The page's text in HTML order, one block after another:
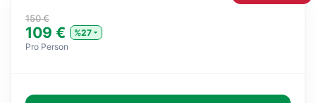
150 €
109 €
%27
Pro Person